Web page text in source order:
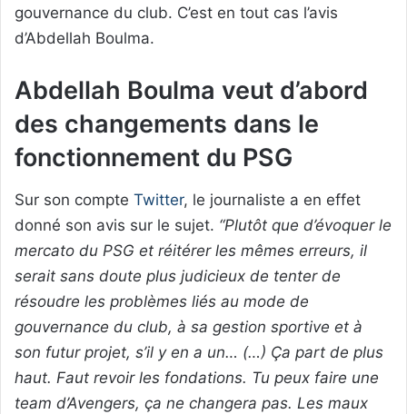
gouvernance du club. C’est en tout cas l’avis
d’Abdellah Boulma.
Abdellah Boulma veut d’abord
des changements dans le
fonctionnement du PSG
Sur son compte Twitter, le journaliste a en effet
donné son avis sur le sujet. “Plutôt que d’évoquer le
mercato du PSG et réitérer les mêmes erreurs, il
serait sans doute plus judicieux de tenter de
résoudre les problèmes liés au mode de
gouvernance du club, à sa gestion sportive et à
son futur projet, s’il y en a un… (…) Ça part de plus
haut. Faut revoir les fondations. Tu peux faire une
team d’Avengers, ça ne changera pas. Les maux